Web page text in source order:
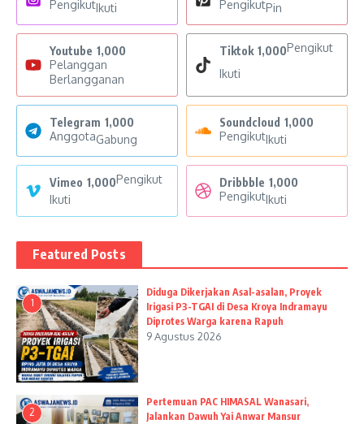
PengikutIkuti PengikutPin
Youtube 1,000
Pelanggan
Berlangganan
Tiktok 1,000Pengikut
Ikuti
Telegram 1,000
AnggotaGabung
Soundcloud 1,000
PengikutIkuti
Vimeo 1,000Pengikut
Ikuti
Dribbble 1,000
PengikutIkuti
Featured Posts
1
Diduga Dikerjakan Asal-asalan, Proyek
Irigasi P3-TGAI di Desa Kroya Indramayu
Diprotes Warga karena Rapuh
9 Agustus 2026
2
Pertemuan PAC HIMASAL Wanasari,
Jalankan Dawuh Yai Anwar Mansur